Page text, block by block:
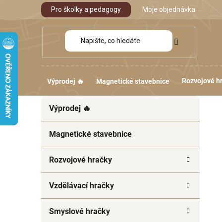
Pro školky a pedagogy Moje objednávka
Výprodej 🔥 Magnetické stavebnice Rozvojové
kategorie
t
g
i
Výprodej 🔥
Magnetické stavebnice
Rozvojové hračky
Vzdělávací hračky
Smyslové hračky